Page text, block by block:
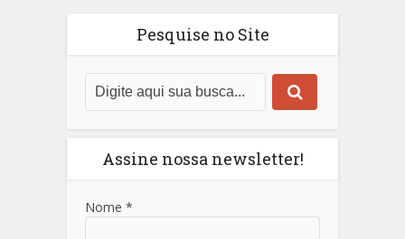
Pesquise no Site
Assine nossa newsletter!
Nome *